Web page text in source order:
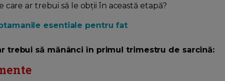
ar trebui să le obții în această etapă?
esentiale pentru fat
trebui să mănânci în primul trimestru de sarcină: